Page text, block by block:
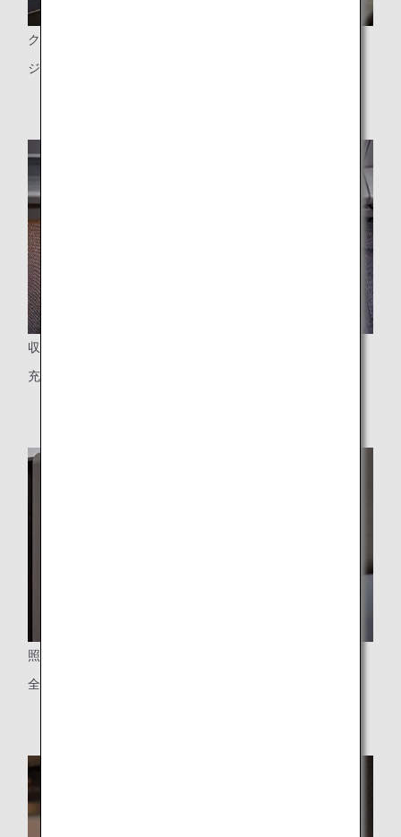
クローゼット
ジャケット収納可能なクローゼット
収納
充実した収納スペース
照明
全席に食事用ライトと読書灯をご用意